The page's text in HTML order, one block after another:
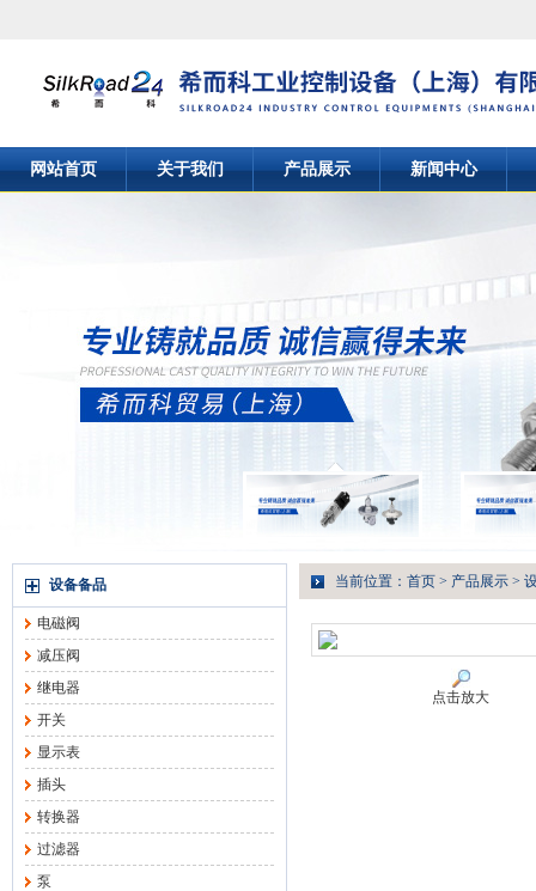
网站首页 关于我们 产品展示 新闻中心
设备备品
电磁阀
减压阀
继电器
开关
显示表
插头
转换器
过滤器
泵
当前位置： 首页 > 产品展示 >
点击放大